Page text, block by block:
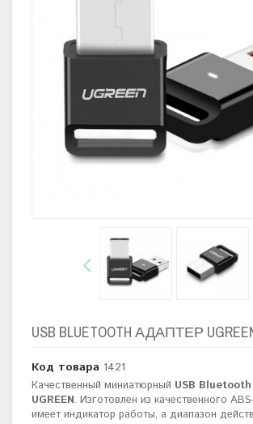
USB BLUETOOTH АДАПТЕР
Код товара 1421
Качественный миниатюрный USB
UGREEN. Изготовлен из качественного
имеет индикатор работы, а диапазон